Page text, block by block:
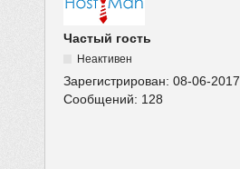
Частый гость
Неактивен
Зарегистрирован:08-06-2017
Сообщений: 128